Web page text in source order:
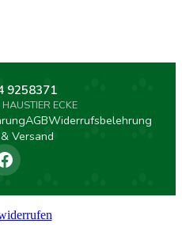
AGBWiderrufsbelehrung
Versand
9258371
ECKE